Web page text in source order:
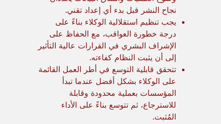
نجاح النشر قبل بدء أي إعداد تقني.
يجب تنظيم استقلالية الوكلاء بناءً على
درجة خطورة العواقب، مع الحفاظ على
الإشراف البشري في القرارات عالية التأثير
إلى أن يثبت النظام كفاءته.
تتحقق قابلية التوسع في أطر العمل القائمة
على الوكلاء بشكل أفضل عندما تبدأ
المؤسسات بعملية محدودة وقابلة
للاسترجاع، ثم تتوسع بناءً على الأداء
المُثبت.